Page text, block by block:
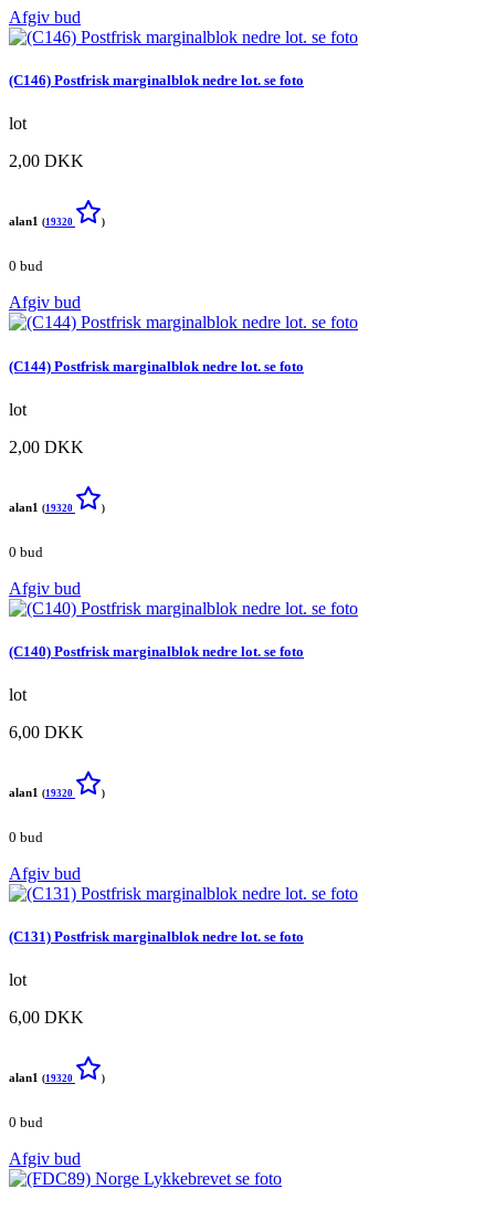
Afgiv bud
(C146) Postfrisk marginalblok nedre lot. se foto
lot
2,00 DKK
alan1 (19320 )
0 bud
Afgiv bud
(C144) Postfrisk marginalblok nedre lot. se foto
lot
2,00 DKK
alan1 (19320 )
0 bud
Afgiv bud
(C140) Postfrisk marginalblok nedre lot. se foto
lot
6,00 DKK
alan1 (19320 )
0 bud
Afgiv bud
(C131) Postfrisk marginalblok nedre lot. se foto
lot
6,00 DKK
alan1 (19320 )
0 bud
Afgiv bud